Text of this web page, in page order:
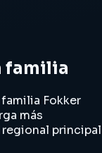
familia
Fokker
más
principal